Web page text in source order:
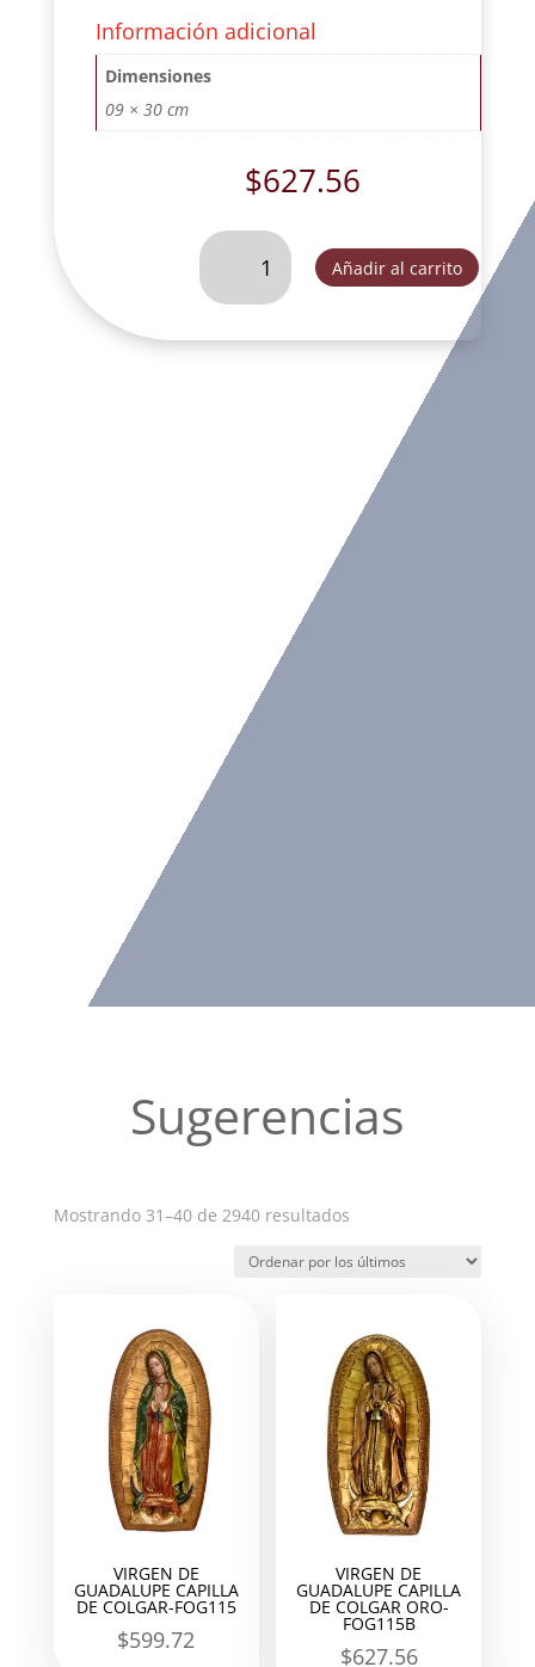
Información adicional
Dimensiones
09 × 30 cm
$627.56
VIRGEN
GUADALUPE
RESPLANDOR
Añadir al carrito
Sugerencias
Mostrando 31–40 de 2940 resultadosOrdenado
los
VIRGEN DE
GUADALUPE CAPILLA
DE COLGAR-FOG115
$599.72
VIRGEN DE
GUADALUPE CAPILLA
DE COLGAR ORO-
FOG115B
$627.56